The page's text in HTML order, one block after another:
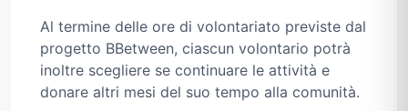
Al termine delle ore di volontariato previste dal
progetto BBetween, ciascun volontario potrà
inoltre scegliere se continuare le attività e
donare altri mesi del suo tempo alla comunità.